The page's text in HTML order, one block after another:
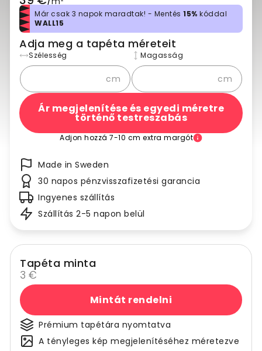
Már csak 3 napok maradtak! - Mentés 15% kóddal
WALL15
Adja meg a tapéta méreteit
Szélesség
cm
Magasság
cm
Ár megjelenítése és egyedi méretre
történő testreszabás
Adjon hozzá 7-10 cm extra margót
Made in Sweden
30 napos pénzvisszafizetési garancia
Ingyenes szállítás
Szállítás 2-5 napon belül
Tapéta minta
3 €
Mintát rendelni
Prémium tapétára nyomtatva
A tényleges kép megjelenítéséhez méretezve